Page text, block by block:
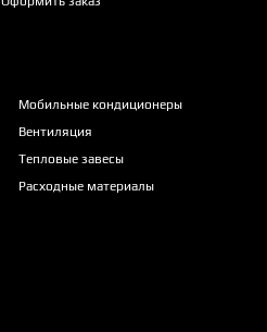
Мобильные кондиционеры
Вентиляция
Тепловые завесы
Расходные материалы